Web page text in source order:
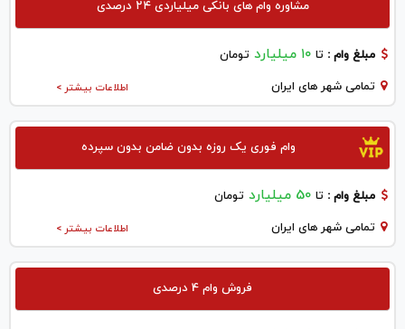
مشاوره وام های بانکی میلیاردی ۲۴ درصدی
مبلغ وام : تا ۱۰ میلیارد تومان
اطلاعات بیشتر > تمامی شهر های ایران
وام فوری یک روزه بدون ضامن بدون سپرده
مبلغ وام : تا 50 میلیارد تومان
اطلاعات بیشتر > تمامی شهر های ایران
فروش وام 4 درصدی